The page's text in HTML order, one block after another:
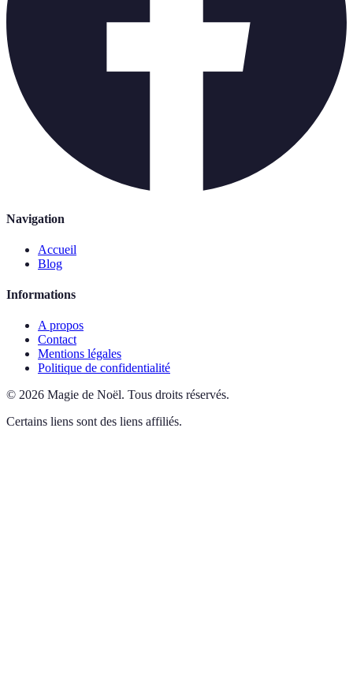
Navigation
Accueil
Blog
Informations
A propos
Contact
Mentions légales
Politique de confidentialité
© 2026 Magie de Noël. Tous droits réservés.
Certains liens sont des liens affiliés.